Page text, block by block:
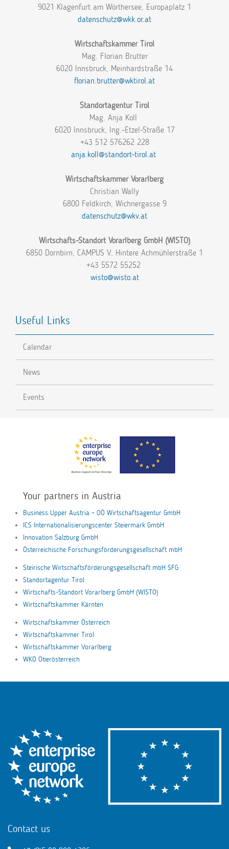
9021 Klagenfurt am Wörthersee, Europaplatz 1
datenschutz@wkk.or.at
Wirtschaftskammer Tirol
Mag. Florian Brutter
6020 Innsbruck, Meinhardstraße 14
florian.brutter@wktirol.at
Standortagentur Tirol
Mag. Anja Koll
6020 Innsbruck, Ing.-Etzel-Straße 17
+43 512 576262 228
anja.koll@standort-tirol.at
Wirtschaftskammer Vorarlberg
Christian Wally
6800 Feldkirch, Wichnergasse 9
datenschutz@wkv.at
Wirtschafts-Standort Vorarlberg GmbH (WISTO)
6850 Dornbirn, CAMPUS V, Hintere Achmühlerstraße 1
+43 5572 55252
wisto@wisto.at
Useful Links
Calendar
News
Events
Your partners in Austria
Business Upper Austria – OÖ Wirtschaftsagentur GmbH
ICS Internationalisierungscenter Steiermark GmbH
Innovation Salzburg GmbH
Österreichische Forschungsförderungsgesellschaft mbH
Steirische Wirtschaftsförderungsgesellschaft mbH SFG
Standortagentur Tirol
Wirtschafts-Standort Vorarlberg GmbH (WISTO)
Wirtschaftskammer Kärnten
Wirtschaftskammer Österreich
Wirtschaftskammer Tirol
Wirtschaftskammer Vorarlberg
WKO Oberösterreich
Contact us